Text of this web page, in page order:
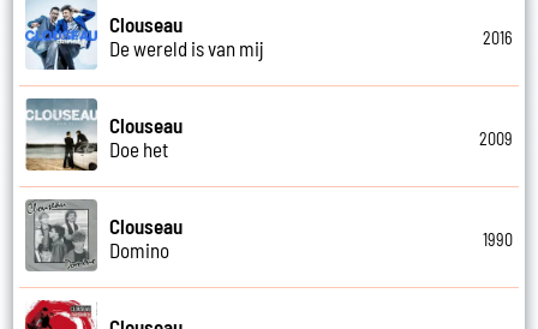
Clouseau
De wereld is van mij
2016
Clouseau
Doe het
2009
Clouseau
Domino
1990